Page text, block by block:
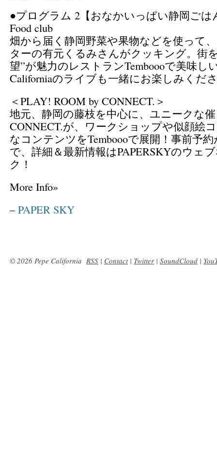
●プログラム 2【おなかいっぱい静岡ごは
Food club
畑から届く静岡野菜や果物などを使って
ターの有元くるみさんがクッキング。街
望”が魅力のレストランTemboooで美味し
Californiaのライブも一緒にお楽しみくだ
＜PLAY! ROOM by CONNECT.＞
地元、静岡の藤枝を中心に、ユニークな
CONNECT.が、ワークショップや似顔絵
なコンテンツをTemboooで展開！事前予
で、詳細＆最新情報はPAPERSKYのウェ
ク！
More Info»
–PAPER SKY
© 2026 Pepe California RSS | Contact| Twitter | SoundCloud |